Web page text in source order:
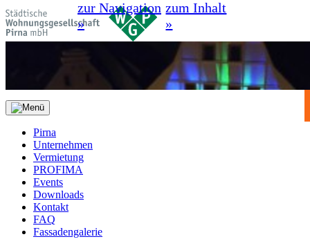
zur Navigation
»
zum Inhalt
»
Pirna
Unternehmen
Vermietung
PROFIMA
Events
Downloads
Kontakt
FAQ
Fassadengalerie